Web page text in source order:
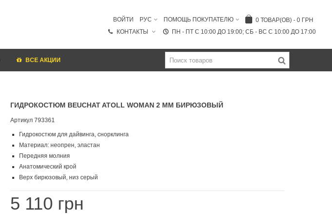
0 ТОВАР(ОВ) - 0 ГРН
ПОМОЩЬ ПОКУПАТЕЛЮ
РУС
ВОЙТИ
ПН - ПТ C 10:00 ДО 19:00; СБ - ВС С 10:00 ДО 17:00
КОНТАКТЫ
ВСЕ АКЦИИ
ГИДРОКОСТЮМ BEUCHAT ATOLL WOMAN 2 ММ БИРЮЗОВЫЙ
Артикул 793361
Гидрокостюм для дайвинга, снорклинга
Материал: неопрен, эластан
Передняя молния
Анатомический крой
Верх бирюзовый, низ серый
5 110 грн